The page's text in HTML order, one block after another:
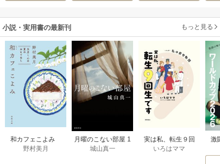
小説・実用書の最新刊 もっと見る
和カフェこよみ
五月くんの夏のお
野村美月
月曜のこない部屋 1
巻
城山真一
実は私、転生９回
生です マンガ
いろはママ
激